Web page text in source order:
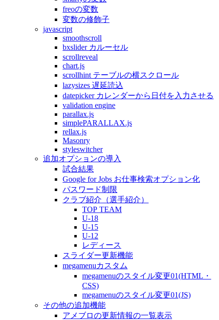
freoの変数
変数の修飾子
javascript
smoothscroll
bxslider カルーセル
scrollreveal
chart.js
scrollhint テーブルの横スクロール
lazysizes 遅延読込
datepicker カレンダーから日付を入力させる
validation engine
parallax.js
simplePARALLAX.js
rellax.js
Masonry
styleswitcher
追加オプションの導入
試合結果
Google for Jobs お仕事検索オプション化
パスワード制限
クラブ紹介（選手紹介）
TOP TEAM
U-18
U-15
U-12
レディース
スライダー更新機能
megamenuカスタム
megamenuのスタイル変更01(HTML・
CSS)
megamenuのスタイル変更01(JS)
その他の追加機能
アメブロの更新情報の一覧表示